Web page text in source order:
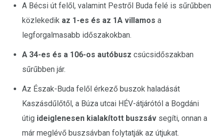
A Bécsi út felől, valamint Pestről Buda felé is sűrűbben
közlekedik az 1-es és az 1A villamos a
legforgalmasabb időszakokban.
A 34-es és a 106-os autóbusz csúcsidőszakban
sűrűbben jár.
Az Észak-Buda felől érkező buszok haladását
Kaszásdűlőtől, a Búza utcai HÉV-átjárótól a Bogdáni
útig ideiglenesen kialakított buszsáv segíti, onnan a
már meglévő buszsávban folytatják az útjukat.